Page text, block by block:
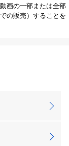
画の一部または全部
の販売）することを